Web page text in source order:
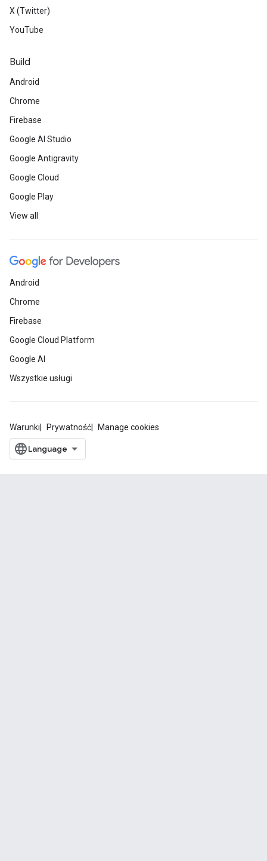
X (Twitter)
YouTube
Build
Android
Chrome
Firebase
Google AI Studio
Google Antigravity
Google Cloud
Google Play
View all
Android
Chrome
Firebase
Google Cloud Platform
Google AI
Wszystkie usługi
Warunki Prywatność Manage cookies